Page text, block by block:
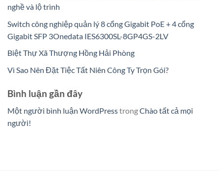
nghề và lộ trình
Switch công nghiệp quản lý 8 cổng Gigabit PoE + 4 cổng
Gigabit SFP 3Onedata IES6300SL-8GP4GS-2LV
Biệt Thự Xã Thượng Hồng Hải Phòng
Vì Sao Nên Đặt Tiệc Tất Niên Công Ty Trọn Gói?
Bình luận gần đây
Một người bình luận WordPresstrongChào tất cả mọi
người!